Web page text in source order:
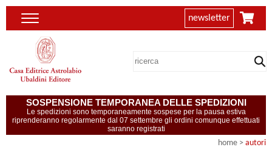
newsletter
SOSPENSIONE TEMPORANEA DELLE SPEDIZIONI
Le spedizioni sono temporaneamente sospese per la pausa estiva
riprenderanno regolarmente dal 07 settembre gli ordini comunque effettuati
saranno registrati
home > autori